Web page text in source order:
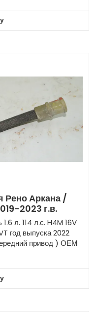
Рено Аркана /
2023 г.в.
л. 114 л.с. H4M 16V
год выпуска 2022
привод ) ОЕМ